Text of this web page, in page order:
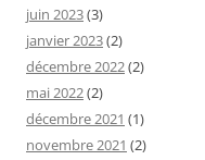
juin 2023(3)
janvier 2023(2)
décembre 2022(2)
mai 2022(2)
décembre 2021 (1)
novembre 2021 (2)